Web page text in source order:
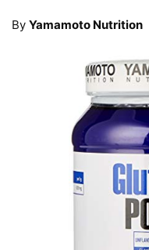
By Yamamoto Nutrition